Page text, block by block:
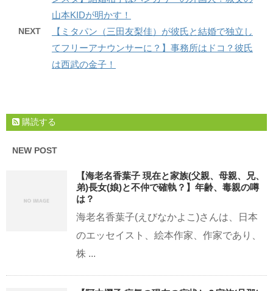
山本KIDが明かす！
NEXT
【ミタパン（三田友梨佳）が彼氏と結婚で独立し
てフリーアナウンサーに？】事務所はドコ？彼氏
は西武の金子！
購読する
NEW POST
【海老名香葉子 現在と家族(父親、母親、兄、
弟)長女(娘)と不仲で確執？】年齢、毒親の噂
は？
海老名香葉子(えびなかよこ)さんは、日本
のエッセイスト、絵本作家、作家であり、
株 ...